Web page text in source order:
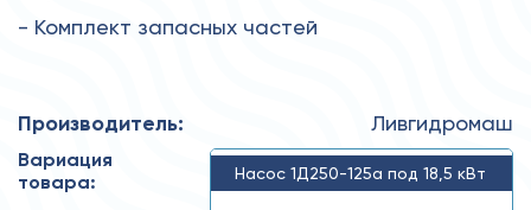
- Комплект запасных частей
Производитель: Ливгидромаш
Вариация
товара:
Насос 1Д250-125а под 18,5 кВт